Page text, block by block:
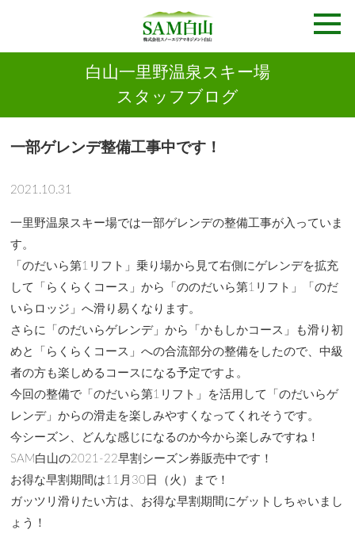
白山一里野温泉スキー場
スタッフブログ
一部ゲレンデ整備工事中です！
2021.10.31
一里野温泉スキー場では一部ゲレンデの整備工事が入っていま
す。
「のだいら第1リフト」乗り場から見て右側にゲレンデを拡充
して「らくらくコース」から「ののだいら第1リフト」「のだ
いらロッジ」へ滑り易くなります。
さらに「のだいらゲレンデ」から「かもしかコース」も滑り初
めと「らくらくコース」への合流部分の整備をしたので、中級
者の方も楽しめるコースになる予定ですよ。
今回の整備で「のだいら第1リフト」を活用して「のだいらゲ
レンデ」からの滑走を楽しみやすくなってくれそうです。
今シーズン、どんな感じになるのか今から楽しみですね！
SAM白山の2021-22早割シーズン券販売中です！
お得な早割期間は11月30日（火）まで！
ガッツリ滑りたい方は、お得な早割期間にゲットしちゃいまし
ょう！